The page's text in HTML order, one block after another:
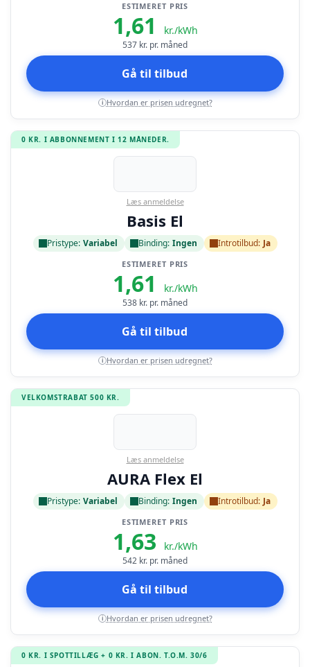
ESTIMERET PRIS
1,61 kr./kWh
537 kr. pr. måned
Gå til tilbud
i Hvordan er prisen udregnet?
0 KR. I ABBONNEMENT I 12 MÅNEDER.
Læs anmeldelse
Basis El
Pristype: Variabel Binding: Ingen Introtilbud: Ja
ESTIMERET PRIS
1,61 kr./kWh
538 kr. pr. måned
Gå til tilbud
i Hvordan er prisen udregnet?
VELKOMSTRABAT 500 KR.
Læs anmeldelse
AURA Flex El
Pristype: Variabel Binding: Ingen Introtilbud: Ja
ESTIMERET PRIS
1,63 kr./kWh
542 kr. pr. måned
Gå til tilbud
i Hvordan er prisen udregnet?
0 KR. I SPOTTILLÆG + 0 KR. I ABON. T.O.M. 30/6